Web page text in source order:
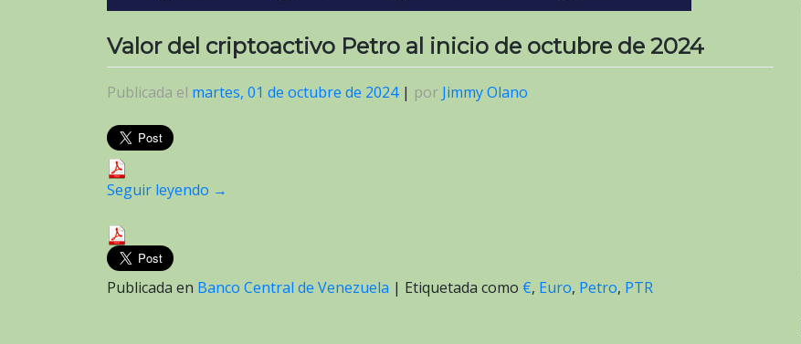
Valor del criptoactivo Petro al inicio de octubre de 2024
Publicada el martes, 01 de octubre de 2024| por Jimmy Olano
Seguir leyendo →
Publicada en Banco Central de Venezuela | Etiquetada como €, Euro, Petro, PTR